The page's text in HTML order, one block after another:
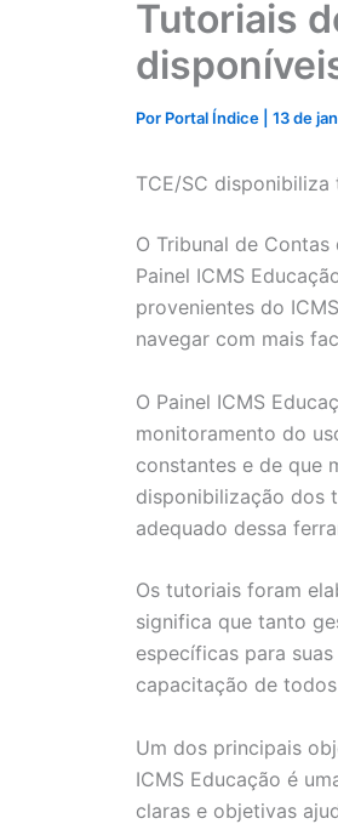
Tutoriais
Por Portal Índice 13 de
TCE/SC disponibiliza
O Tribunal de
Painel ICMS
provenientes do
navegar com mais
O Painel ICMS
monitoramento do
constantes e de que
disponibilização dos
adequado dessa
Os tutoriais foram
significa que tanto
específicas para
capacitação de
Um dos principais
ICMS Educação é
claras e objetivas